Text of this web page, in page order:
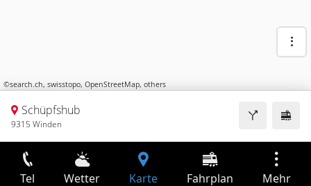
©search.ch, swisstopo, OpenStreetMap, others
Schüpfshub
9315 Winden
Tel Wetter Karte Fahrplan Mehr